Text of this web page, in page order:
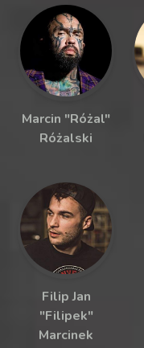
Marcin "Różal"
Różalski
Filip Jan
"Filipek"
Marcinek